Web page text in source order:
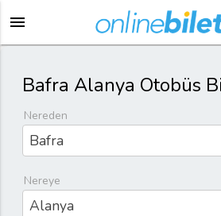
menu
Bafra Alanya Otobüs
Nereden
Bafra
Nereye
Alanya